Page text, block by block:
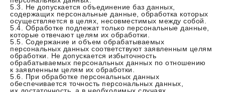
5.3. Не допускается объединение баз данных,
содержащих персональные данные, обработка которых
осуществляется в целях, несовместимых между собой.
5.4. Обработке подлежат только персональные данные,
которые отвечают целям их обработки.
5.5. Содержание и объем обрабатываемых
персональных данных соответствуют заявленным целям
обработки. Не допускается избыточность
обрабатываемых персональных данных по отношению
к заявленным целям их обработки.
5.6. При обработке персональных данных
обеспечивается точность персональных данных,